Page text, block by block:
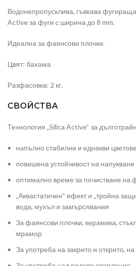
Водонепропусклива, гъвкава
Active за фуги с ширина до 8 mm.
Идеална за фаянсови плочки.
Цвят: бахама
Разфасовка: 2 кг.
СВОЙСТВА
Технология „Silica Active“ за
напълно стабилни и еднакви цветове
повишена устойчивост на напукване
оптимално време за почистване на
„Аквастатичен“ ефект и „тройна
вода, мухъл и замърсявания
За фаянсови плочки, керамика,
мрамор
За употреба на закрито и открито,